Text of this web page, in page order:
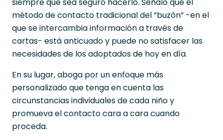
método de contacto tradicional del “buzón” -en el
que se intercambia información a través de
cartas- está anticuado y puede no satisfacer las
necesidades de los adoptados de hoy en día.
En su lugar, aboga por un enfoque más
personalizado que tenga en cuenta las
circunstancias individuales de cada niño y
promueva el contacto cara a cara cuando
proceda.